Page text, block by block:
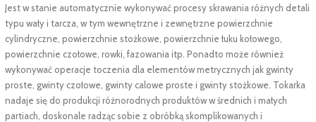
Jest w stanie automatycznie wykonywać procesy skrawania różnych detali
typu wały i tarcza, w tym wewnętrzne i zewnętrzne powierzchnie
cylindryczne, powierzchnie stożkowe, powierzchnie łuku kołowego,
powierzchnie czołowe, rowki, fazowania itp. Ponadto może również
wykonywać operacje toczenia dla elementów metrycznych jak gwinty
proste, gwinty czołowe, gwinty calowe proste i gwinty stożkowe. Tokarka
nadaje się do produkcji różnorodnych produktów w średnich i małych
partiach, doskonale radząc sobie z obróbką skomplikowanych i